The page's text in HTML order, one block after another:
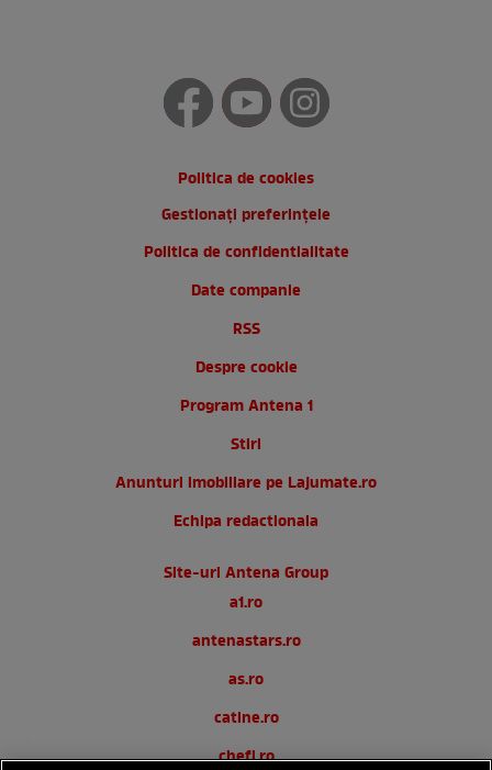
Politica de cookies
Gestionați preferințele
Politica de confidentialitate
Date companie
RSS
Despre cookie
Program Antena 1
Stiri
Anunturi imobiliare pe Lajumate.ro
Echipa redactionala
Site-uri Antena Group
a1.ro
antenastars.ro
as.ro
catine.ro
chefi.ro